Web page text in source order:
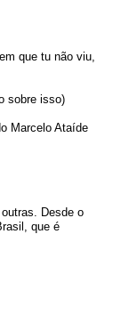
que tu não viu,
sobre isso)
Marcelo Ataíde
Desde o
que é